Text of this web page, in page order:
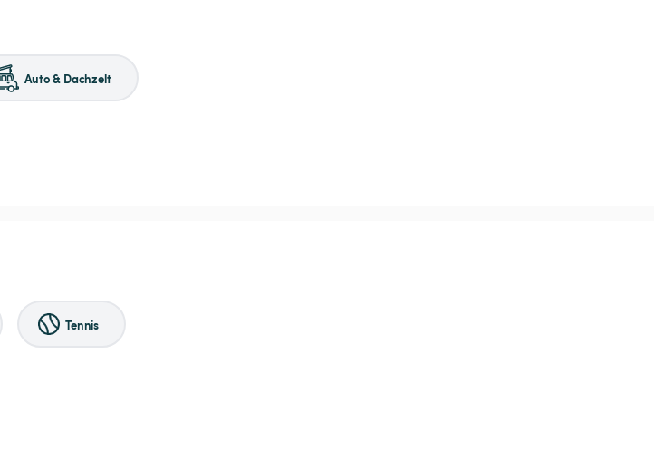
Auto & Dachzelt
Tennis